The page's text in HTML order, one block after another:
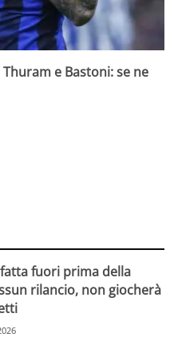
e Bastoni: se ne
fuori prima della
rilancio, non giocherà